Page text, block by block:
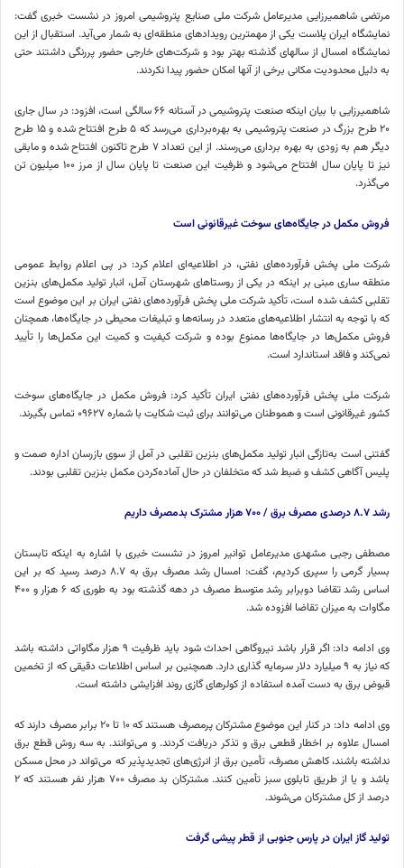
مرتضی شاهمیرزایی مدیرعامل شرکت ملی صنایع پتروشیمی امروز در نشست خبری گفت:
نمایشگاه ایران پلاست یکی از مهمترین رویدادهای منطقه‌ای به شمار می‌آید. استقبال از این
نمایشگاه امسال از سالهای گذشته بهتر بود و شرکت‌های خارجی حضور پررنگی داشتند حتی
به دلیل محدودیت مکانی برخی از آنها امکان حضور پیدا نکردند.
شاهمیرزایی با بیان اینکه صنعت پتروشیمی در آستانه ۶۶ سالگی است، افزود: در سال جاری
۲۰ طرح بزرگ در صنعت پتروشیمی به بهره‌برداری می‌رسد که ۵ طرح افتتاح شده و ۱۵ طرح
دیگر هم به زودی به بهره برداری می‌رسند. از این تعداد ۷ طرح تاکنون افتتاح شده و مابقی
نیز تا پایان سال افتتاح می‌شود و ظرفیت این صنعت تا پایان سال از مرز ۱۰۰ میلیون تن
می‌گذرد.
فروش مکمل در جایگاه‌های سوخت غیرقانونی است
شرکت ملی پخش فرآورده‌های نفتی، در اطلاعیه‌ای اعلام کرد: در پی اعلام روابط عمومی
منطقه ساری مبنی بر اینکه در یکی از روستاهای شهرستان آمل‌، انبار تولید مکمل‌های بنزین
تقلبی کشف شده است، تأکید شرکت ملی پخش فرآورده‌های نفتی ایران بر این موضوع است
که با توجه به انتشار اطلاعیه‌های متعدد در رسانه‌ها و تبلیغات محیطی در جایگاه‌ها، همچنان
فروش مکمل‌ها در جایگاه‌ها ممنوع بوده و شرکت کیفیت و کمیت این مکمل‌ها را تأیید
نمی‌کند و فاقد استاندارد است.
شرکت ملی پخش فرآورده‌های نفتی ایران تأکید کرد: فروش مکمل در جایگاه‌های سوخت
کشور غیرقانونی است و هموطنان می‌توانند برای ثبت شکایت با شماره ۰۹۶۲۷ تماس بگیرند.
گفتنی است به‌تازگی انبار تولید مکمل‌های بنزین تقلبی در آمل از سوی بازرسان اداره صمت و
پلیس آگاهی کشف و ضبط شد که متخلفان در حال آماده‌کردن مکمل بنزین تقلبی بودند.
رشد درصدی مصرف برق / هزار مشترک بدمصرف داریم
مصطفی رجبی مشهدی مدیرعامل توانیر امروز در نشست خبری با اشاره به اینکه تابستان
بسیار گرمی را سپری کردیم، گفت: امسال رشد مصرف برق به ۸.۷ درصد رسید که بر این
اساس رشد تقاضا دوبرابر رشد متوسط مصرف در دهه گذشته بود به طوری که ۶ هزار و ۴۰۰
مگاوات به میزان تقاضا افزوده شد.
وی ادامه داد: اگر قرار باشد نیروگاهی احداث شود باید ظرفیت ۹ هزار مگاواتی داشته باشد
که نیاز به ۹ میلیارد دلار سرمایه گذاری دارد. همچنین بر اساس اطلاعات دقیقی که از تخمین
قبوض برق به دست آمده استفاده از کولرهای گازی روند افزایشی داشته است.
وی ادامه داد: در کنار این موضوع مشترکان پرمصرف هستند که ۱۰ تا ۲۰ برابر مصرف دارند که
امسال علاوه بر اخطار قطعی برق و تذکر دریافت کردند. و می‌توانند. به سه روش قطع برق
نداشته باشند، کاهش مصرف، تأمین برق از انرژی‌های تجدیدپذیر که می‌تواند در محل مسکن
باشد و یا از طریق تابلوی سبز تأمین کنند. مشترکان بد مصرف ۷۰۰ هزار نفر هستند که ۲
درصد از کل مشترکان می‌شوند.
تولید گاز ایران در پارس جنوبی از قطر پیشی گرفت